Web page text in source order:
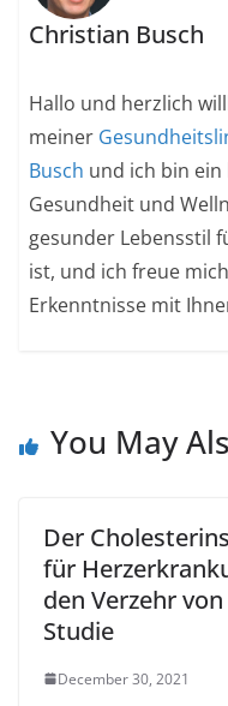
Christian Busch
Hallo und herzlich
meiner
Busch und ich bin
Gesundheit und
gesunder Lebensstil
ist, und ich freue
Erkenntnisse mit
You May
Der
für
den Verzehr
Studie
December 30, 2021